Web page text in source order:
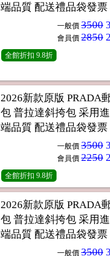
端品質 配送禮品袋發票
一般價 3500
會員價 2850
全館折扣 9.8折
2026新款原版 PRADA
包 普拉達斜挎包 采用
端品質 配送禮品袋發票
一般價 3500
會員價 2250
全館折扣 9.8折
2026新款原版 PRADA
包 普拉達斜挎包 采用
端品質 配送禮品袋發票
一般價 3500